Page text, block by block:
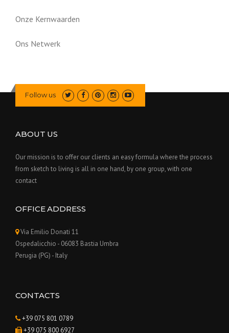
Onze Kernwaarden
Ons Netwerk
Follow us
ABOUT US
Our mission is to offer our clients an easy formula where the process
from sketch to living is all in one hand, by one group, with one
contact
OFFICE ADDRESS
Via Emilio Donati 11
Ospedalicchio - 06083 Bastia Umbra
Perugia (PG) - Italy
CONTACTS
+39 075 801 0789
+39 075 800 6927